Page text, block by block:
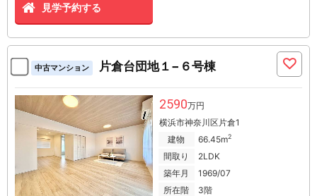
見学予約する
中古マンション 片倉台団地１−６号棟
2590万円
横浜市神奈川区片倉1
建物
66.45m2
間取り
2LDK
築年月
1969/07
所在階
3階